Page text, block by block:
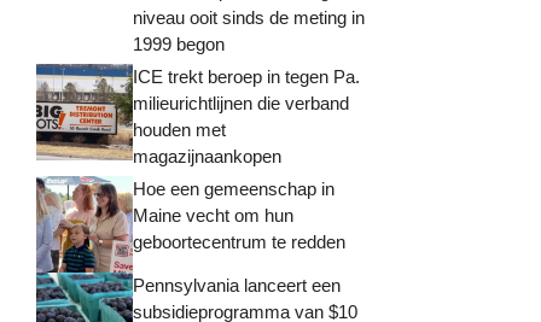
niveau ooit sinds de meting in
1999 begon
ICE trekt beroep in tegen Pa.
milieurichtlijnen die verband
houden met
magazijnaankopen
Hoe een gemeenschap in
Maine vecht om hun
geboortecentrum te redden
Pennsylvania lanceert een
subsidieprogramma van $10